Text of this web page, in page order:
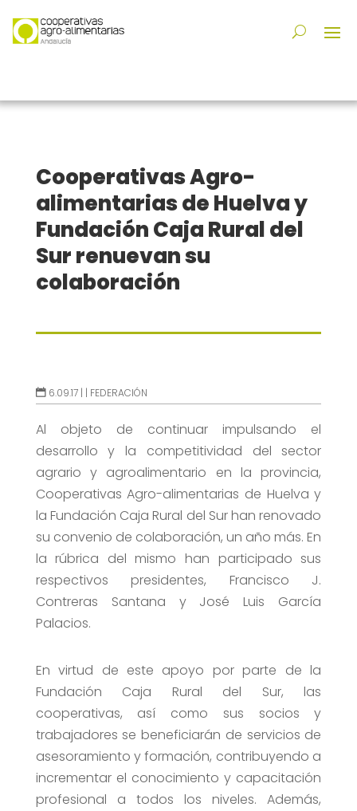
Cooperativas Agro-
alimentarias de Huelva y
Fundación Caja Rural del
Sur renuevan su
colaboración
6.09.17 | | FEDERACIÓN
Al objeto de continuar impulsando el
desarrollo y la competitividad del sector
agrario y agroalimentario en la provincia,
Cooperativas Agro-alimentarias de Huelva y
la Fundación Caja Rural del Sur han renovado
su convenio de colaboración, un año más. En
la rúbrica del mismo han participado sus
respectivos presidentes, Francisco J.
Contreras Santana y José Luis García
Palacios.
En virtud de este apoyo por parte de la
Fundación Caja Rural del Sur, las
cooperativas, así como sus socios y
trabajadores se beneficiarán de servicios de
asesoramiento y formación, contribuyendo a
incrementar el conocimiento y capacitación
profesional a todos los niveles. Además,